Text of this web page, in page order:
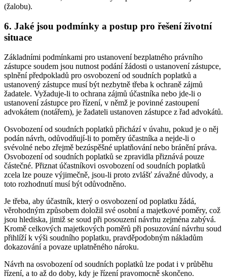
(žalobu).
6. Jaké jsou podmínky a postup pro řešení životní
situace
Základními podmínkami pro ustanovení bezplatného právního
zástupce soudem jsou nutnost podání žádosti o ustanovení zástupce,
splnění předpokladů pro osvobození od soudních poplatků a
ustanovený zástupce musí být nezbytně třeba k ochraně zájmů
žadatele. Vyžaduje-li to ochrana zájmů účastníka nebo jde-li o
ustanovení zástupce pro řízení, v němž je povinné zastoupení
advokátem (notářem), je žadateli ustanoven zástupce z řad advokátů.
Osvobození od soudních poplatků přichází v úvahu, pokud je o něj
podán návrh, odůvodňují-li to poměry účastníka a nejde-li o
svévolné nebo zřejmě bezúspěšné uplatňování nebo bránění práva.
Osvobození od soudních poplatků se zpravidla přiznává pouze
částečné. Přiznat účastníkovi osvobození od soudních poplatků
zcela lze pouze výjimečně, jsou-li proto zvlášť závažné důvody, a
toto rozhodnutí musí být odůvodněno.
Je třeba, aby účastník, který o osvobození od poplatku žádá,
věrohodným způsobem doložil své osobní a majetkové poměry, což
jsou hlediska, jimiž se soud při posouzení návrhu zejména zabývá.
Kromě celkových majetkových poměrů při posuzování návrhu soud
přihlíží k výši soudního poplatku, pravděpodobným nákladům
dokazování a povaze uplatněného nároku.
Návrh na osvobození od soudních poplatků lze podat i v průběhu
řízení, a to až do doby, kdy je řízení pravomocně skončeno.